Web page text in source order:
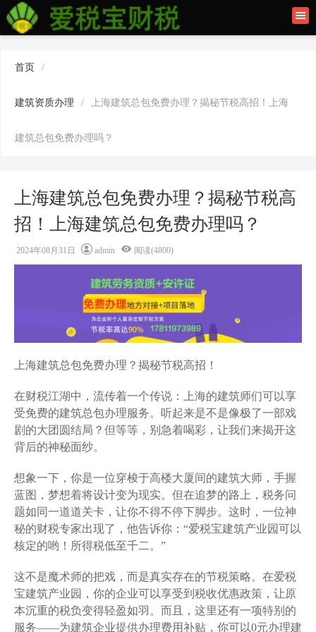
首页
首页 /
建筑资质办理 / 上海建筑总包免费办理？揭秘节税高招！上海
建筑总包免费办理吗？
上海建筑总包免费办理？揭秘节税高
招！上海建筑总包免费办理吗？
2024年08月31日 admin 阅读(4800)
上海建筑总包免费办理？揭秘节税高招！
在财税江湖中，流传着一个传说：上海的建筑师们可以享
受免费的建筑总包办理服务。听起来是不是像极了一部戏
剧的大团圆结局？但等等，别急着喝彩，让我们来揭开这
背后的神秘面纱。
想象一下，你是一位穿梭于高楼大厦间的建筑大师，手握
蓝图，梦想着将设计变为现实。但在追梦的路上，税务问
题如同一道道关卡，让你不得不停下脚步。这时，一位神
秘的财税专家出现了，他告诉你：“爱税宝建筑产业园可以
核定的哟！所得税低至千二。”
这不是魔术师的把戏，而是真实存在的节税策略。在爱税
宝建筑产业园，你的企业可以享受到税收优惠政策，让原
本沉重的税负变得轻盈如羽。而且，这里还有一项特别的
服务——为建筑企业提供办理费用补贴，你可以0元办理建